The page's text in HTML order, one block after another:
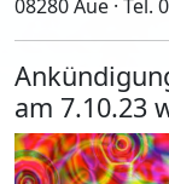
08280 Aue · Tel.
am 7.10.23